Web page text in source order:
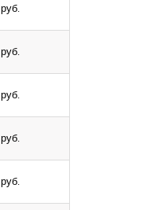
руб.
руб.
руб.
руб.
руб.